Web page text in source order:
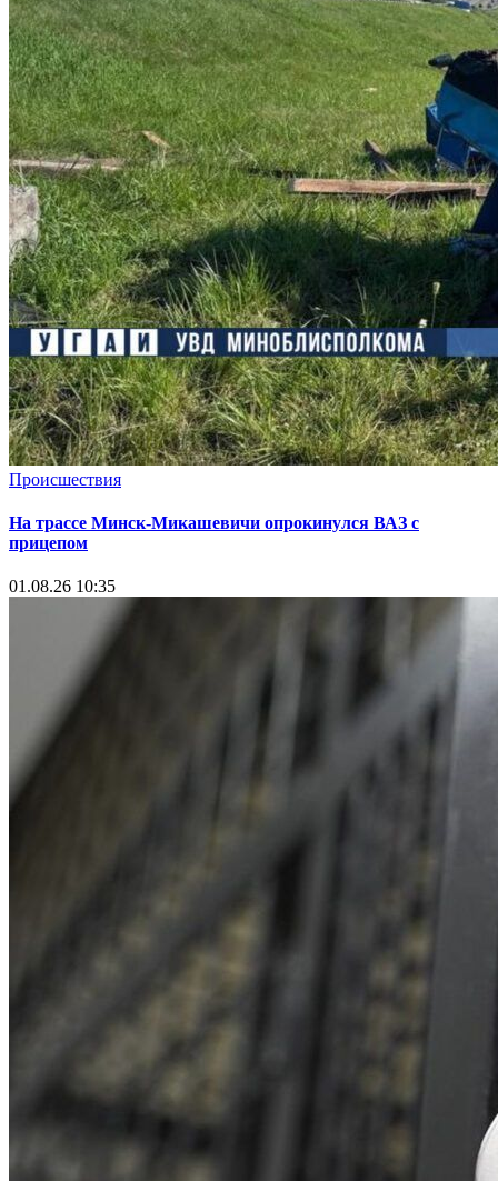
Происшествия
На трассе Минск-Микашевичи опрокинулся ВАЗ с
прицепом
01.08.26 10:35